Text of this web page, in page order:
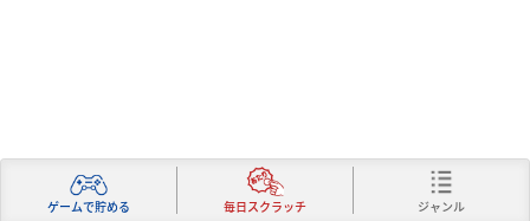
ゲームで貯める 毎日スクラッチ ジャンル